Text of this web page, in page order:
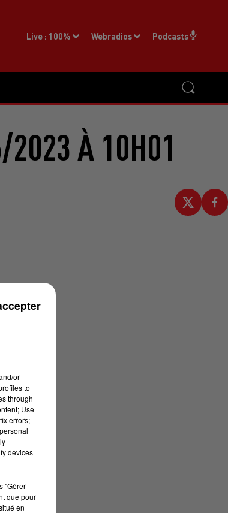
Live : 100% Webradios Podcasts
2023 À 10H01
or
to
through
Use
errors;
devices
"Gérer
que pour
en